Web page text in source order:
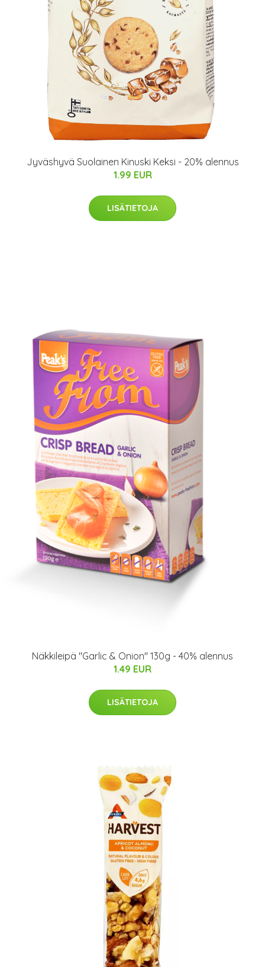
Jyväshyvä Suolainen Kinuski Keksi - 20% alennus
1.99 EUR
LISÄTIETOJA
Näkkileipä "Garlic & Onion" 130g - 40% alennus
1.49 EUR
LISÄTIETOJA